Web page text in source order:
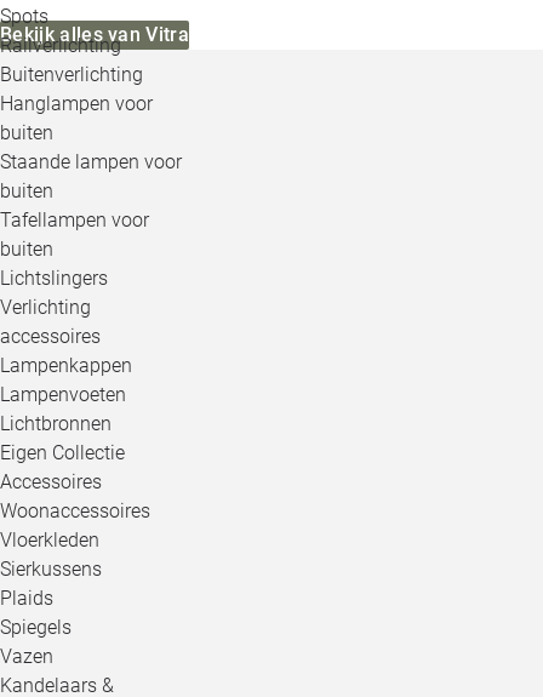
Spots
Railverlichting
Buitenverlichting
Hanglampen voor
buiten
Staande lampen voor
buiten
Tafellampen voor
buiten
Lichtslingers
Verlichting
accessoires
Lampenkappen
Lampenvoeten
Lichtbronnen
Eigen Collectie
Accessoires
Woonaccessoires
Vloerkleden
Sierkussens
Plaids
Spiegels
Vazen
Kandelaars &
Bekijk alles van Vitra